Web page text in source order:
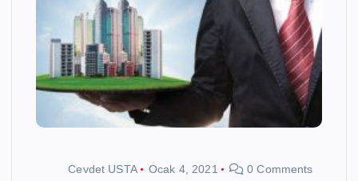
Cevdet USTA Ocak 4, 2021 0 Comments